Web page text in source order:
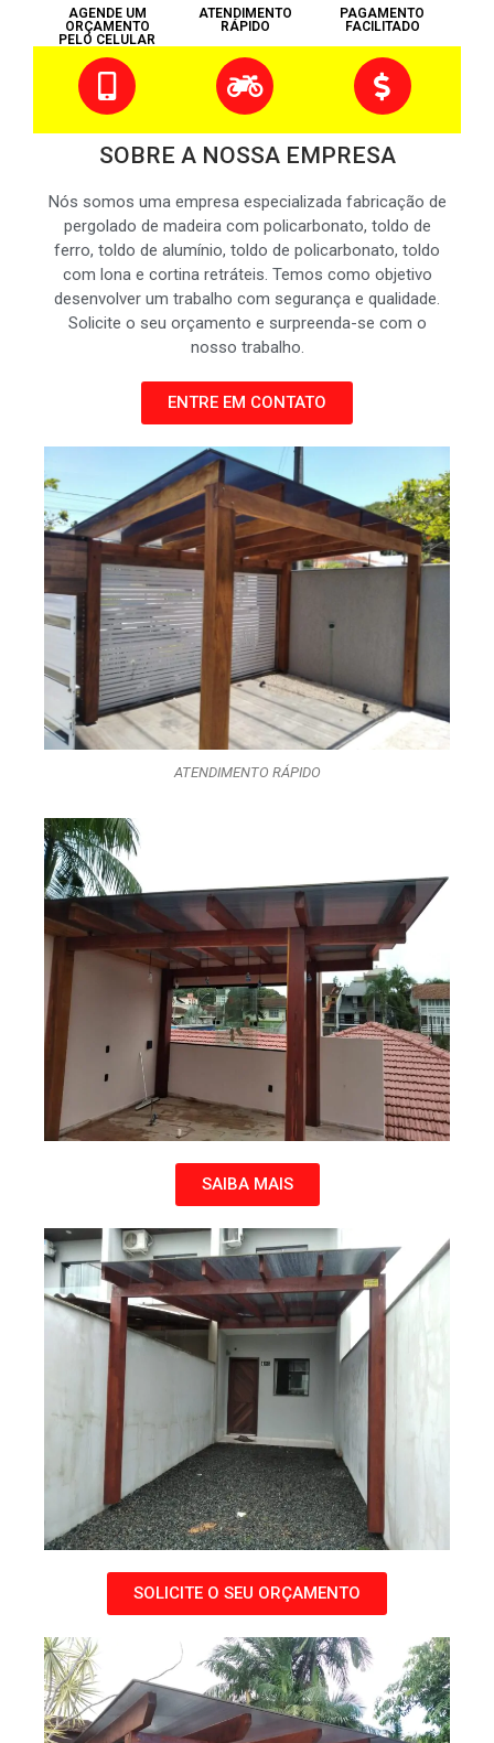
AGENDE UM
ORÇAMENTO
PELO CELULAR
ATENDIMENTO
RÁPIDO
PAGAMENTO
FACILITADO
SOBRE A NOSSA EMPRESA
Nós somos uma empresa especializada fabricação de
pergolado de madeira com policarbonato, toldo de
ferro, toldo de alumínio, toldo de policarbonato, toldo
com lona e cortina retráteis. Temos como objetivo
desenvolver um trabalho com segurança e qualidade.
Solicite o seu orçamento e surpreenda-se com o
nosso trabalho.
ENTRE EM CONTATO
ATENDIMENTO RÁPIDO
SAIBA MAIS
SOLICITE O SEU ORÇAMENTO